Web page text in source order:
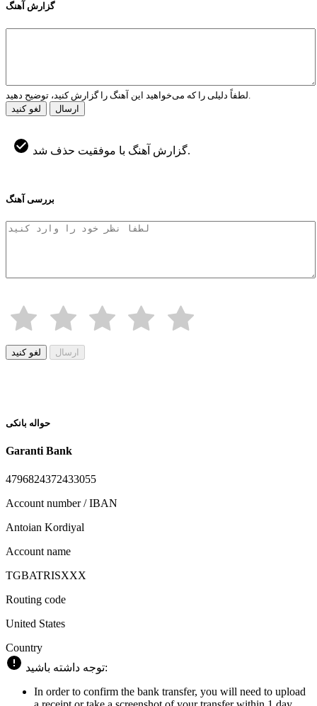
گزارش آهنگ
لغو کنید
ارسال
گزارش آهنگ با موفقیت حذف شد.
بررسی آهنگ
لغو کنید ارسال
حواله بانکی
Garanti Bank
4796824372433055
Account number / IBAN
Antoian Kordiyal
Account name
TGBATRISXXX
Routing code
United States
Country
توجه داشته باشید:
In order to confirm the bank transfer, you will need to upload